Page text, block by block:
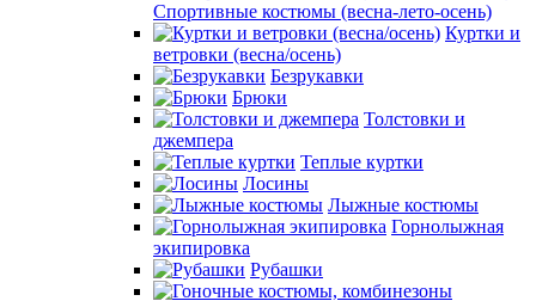
Спортивные костюмы (весна-лето-осень)
Куртки и
ветровки (весна/осень)
Безрукавки
Брюки
Толстовки и
джемпера
Теплые куртки
Лосины
Лыжные костюмы
Горнолыжная
экипировка
Рубашки